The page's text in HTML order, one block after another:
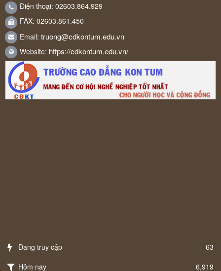
Điện thoại: 02603.864.929
FAX: 02603.861.450
Email: truong@cdkontum.edu.vn
Website: https://cdkontum.edu.vn/
Đang truy cập
63
Hôm nay
6,919